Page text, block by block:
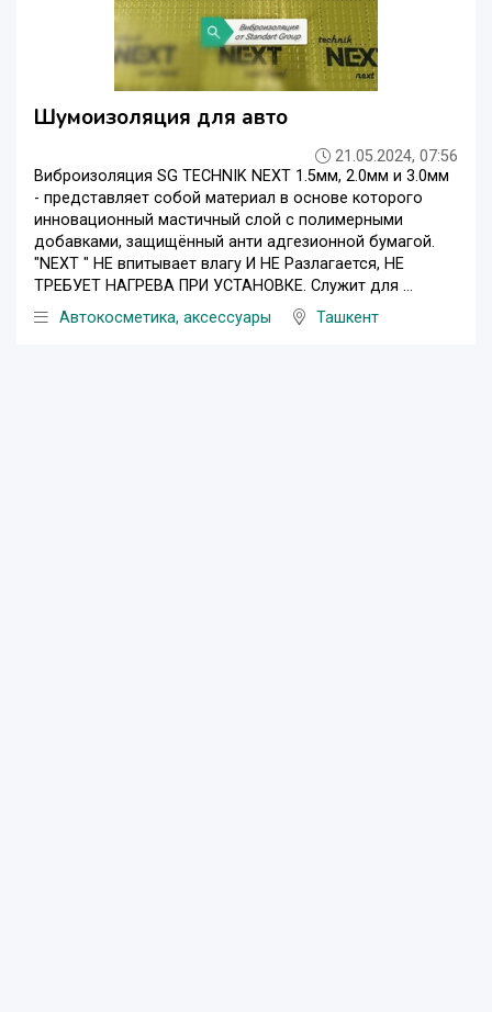
Шумоизоляция для авто
21.05.2024, 07:56
Виброизоляция SG TECHNIK NEXT 1.5мм, 2.0мм и 3.0мм
- представляет собой материал в основе которого
инновационный мастичный слой с полимерными
добавками, защищённый анти адгезионной бумагой.
"NEXT " НЕ впитывает влагу И НЕ Разлагается, НЕ
ТРЕБУЕТ НАГРЕВА ПРИ УСТАНОВКЕ. Служит для ...
Автокосметика, аксессуары
Ташкент